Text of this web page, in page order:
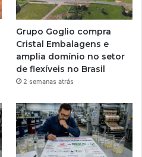
Grupo Goglio compra
Cristal Embalagens e
amplia domínio no setor
de flexíveis no Brasil
2 semanas atrás